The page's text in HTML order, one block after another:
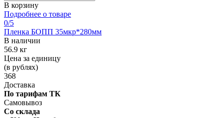
В корзину
Подробнее о товаре
0/5
Пленка БОПП 35мкр*280мм
В наличии
56.9 кг
Цена за единицу
(в рублях)
368
Доставка
По тарифам ТК
Самовывоз
Со склада